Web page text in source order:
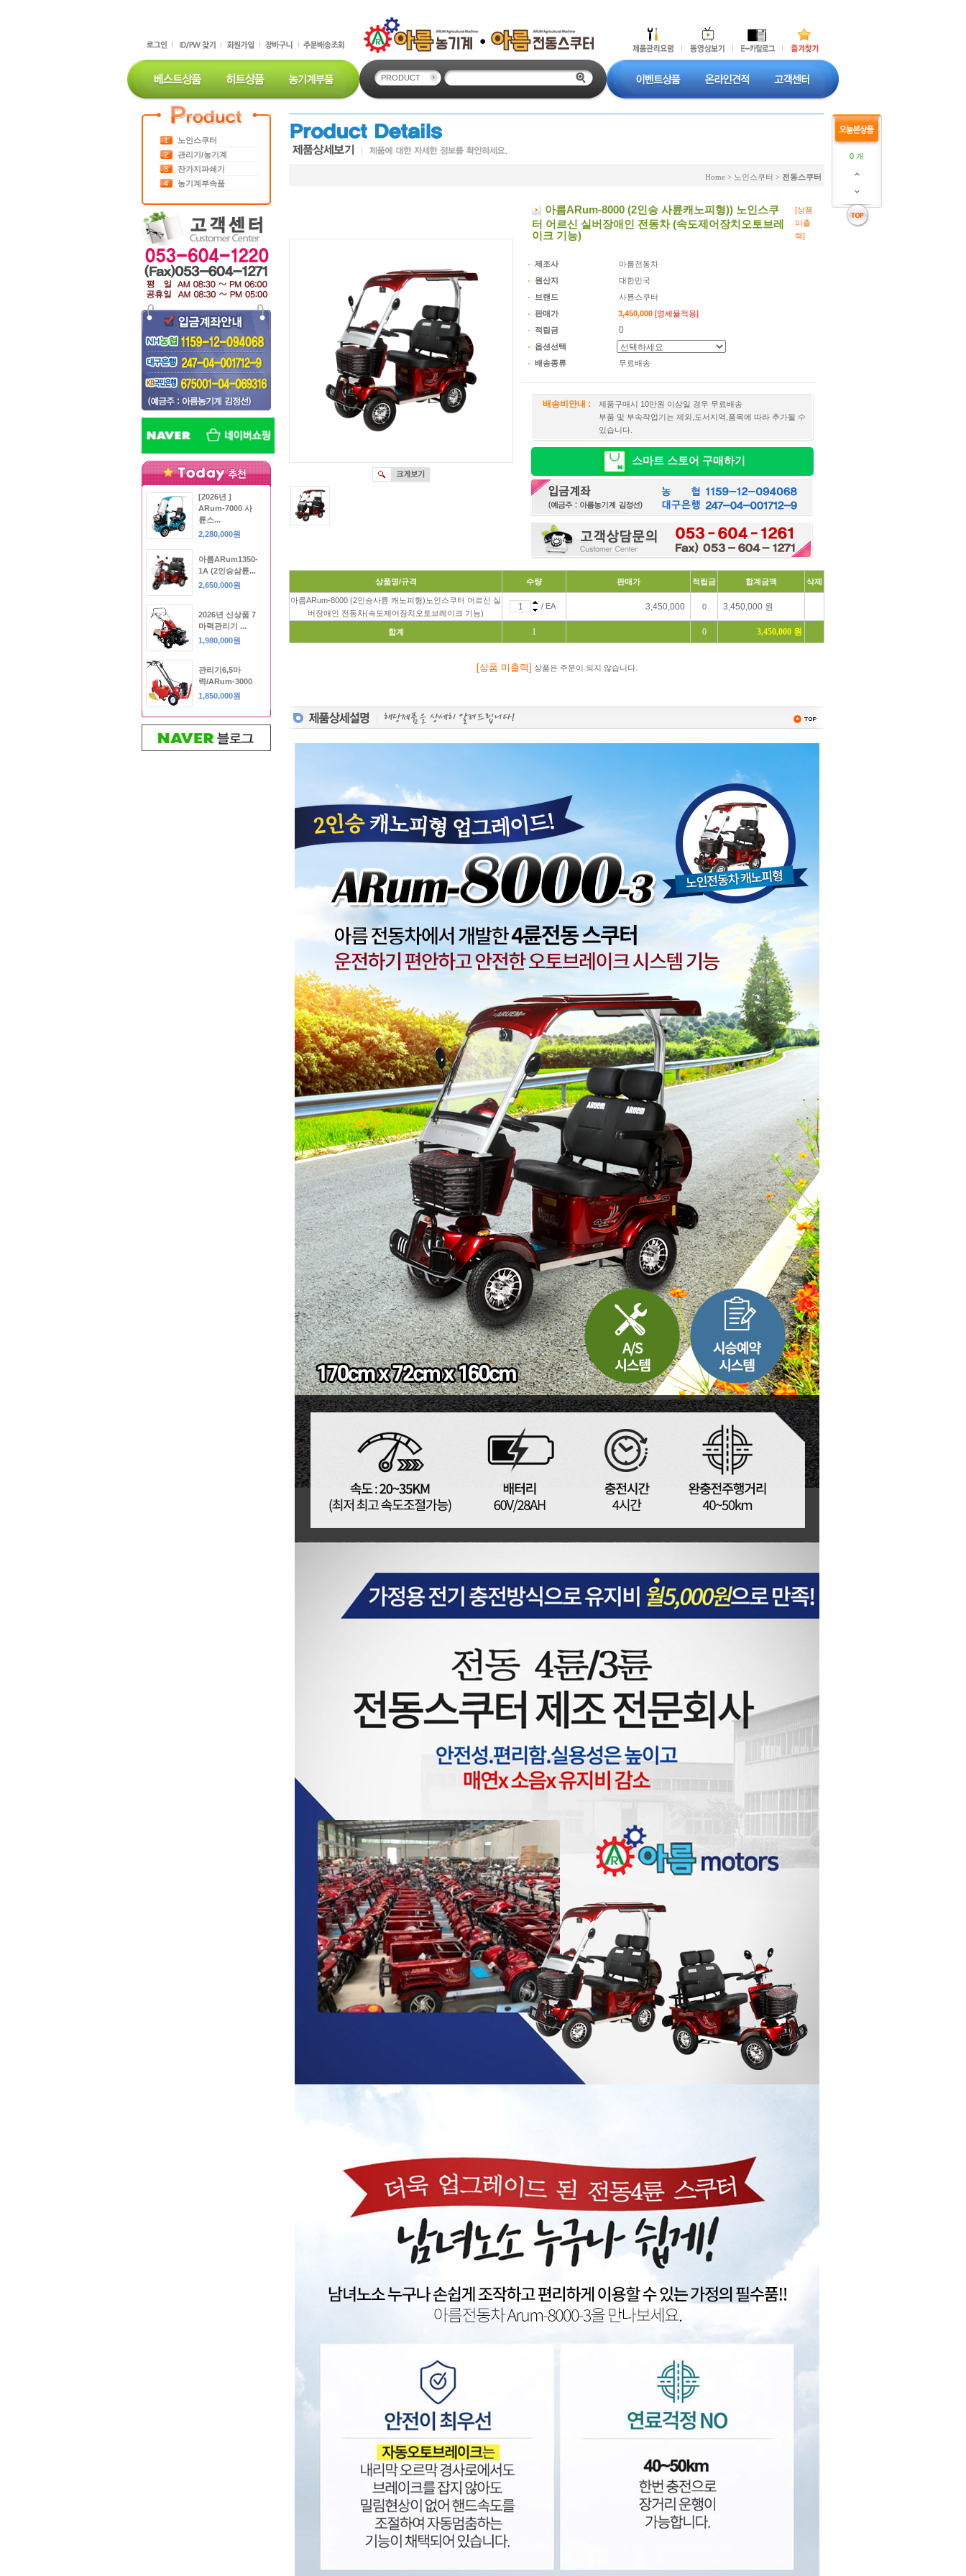
PRODUCT
0 개
1
노인스쿠터
2
관리기/농기계
3
잔가지파쇄기
4
농기계부속품
[2026년 ]
ARum-7000 사
륜스...
2,280,000원
아름ARum1350-
1A (2인승삼륜...
2,650,000원
2026년 신상품 7
마력관리기 ...
1,980,000원
관리기6,5마
력/ARum-3000
1,850,000원
아름ARum1350-
1A (1인승삼륜...
2,450,000원
Home > 노인스쿠터 > 전동스쿠터
아름ARum-8000 (2인승 사륜캐노피형)) 노인스쿠
터 어르신 실버장애인 전동차 (속도제어장치오토브레
이크 기능)
[상품
미출
력]
제조사
아름전동차
원산지
대한민국
브랜드
사륜스쿠터
판매가
3,450,000 [영세율적용]
적립금
옵션선택
배송종류
무료배송
배송비안내 :
제품구매시 10만원 이상일 경우 무료배송
부품 및 부속작업기는 제외,도서지역,품목에 따라 추가될 수
있습니다.
스마트 스토어 구매하기
상품명/규격 수량 판매가 적립금 합계금액 삭제
아름ARum-8000 (2인승사륜 캐노피형)노인스쿠터 어르신 실
버장애인 전동차(속도제어장치오토브레이크 기능)
/ EA 0
합계 1 0 3,450,000 원
[상품 미출력] 상품은 주문이 되지 않습니다.